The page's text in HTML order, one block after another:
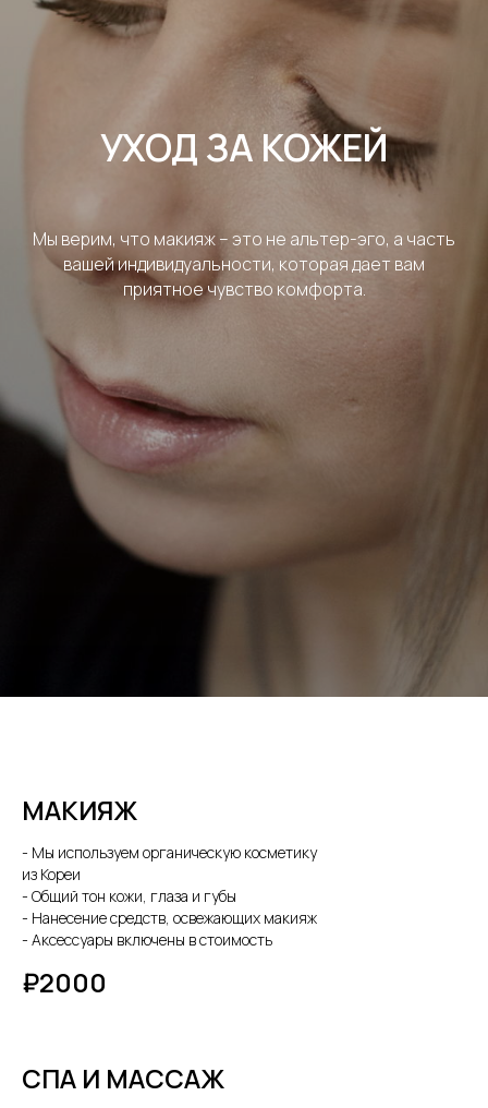
УХОД ЗА КОЖЕЙ
Мы верим, что макияж – это не альтер-эго, а часть
вашей индивидуальности, которая дает вам
приятное чувство комфорта.
МАКИЯЖ
- Мы используем органическую косметику
из Кореи
- Общий тон кожи, глаза и губы
- Нанесение средств, освежающих макияж
- Аксессуары включены в стоимость
₽2000
СПА И МАССАЖ